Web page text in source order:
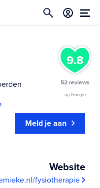
9.8
52 reviews
op Google
Meld je aan
Website
fysiotherapie